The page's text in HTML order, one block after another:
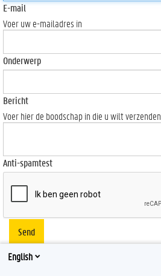
E-mail
Voer uw e-mailadres in
Onderwerp
Bericht
Voer hier de boodschap in die u wilt verzenden.
Anti-spamtest
Send
English